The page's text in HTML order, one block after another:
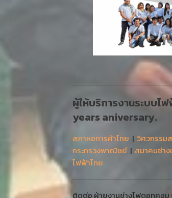
ผู้ให้บริการงานระบบไ
years aniversary.
สภาหอการค้าไทย | วิศวกรรม
กระทรวงพาณิชย์| สมาคมช่าง
ไฟฟ้าไทย
ติดต่อ ฝ่ายงานช่างไฟดอทคอม